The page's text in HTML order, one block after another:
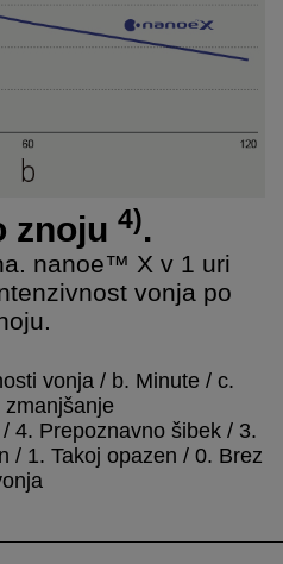
znoju 4).
nanoe™ X v 1 uri
vonja po
vonja / b. Minute / c.
zmanjšanje
4. Prepoznavno šibek / 3.
/ 1. Takoj opazen / 0. Brez